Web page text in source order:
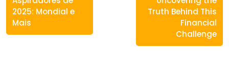
2025: Mondial e
Mais
Truth Behind This
Financial
Challenge